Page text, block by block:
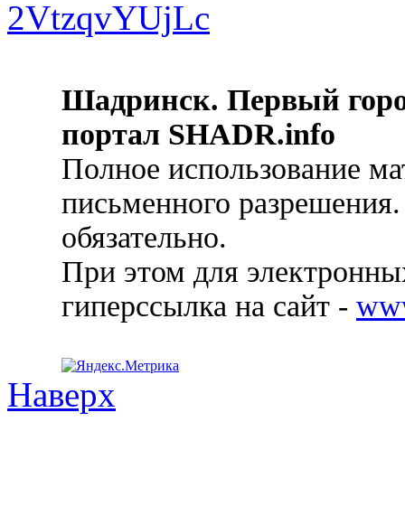
Шадринск. Первый
портал SHADR.info
Полное использование
письменного
обязательно.
При этом для
гиперссылка на сайт -
Наверх